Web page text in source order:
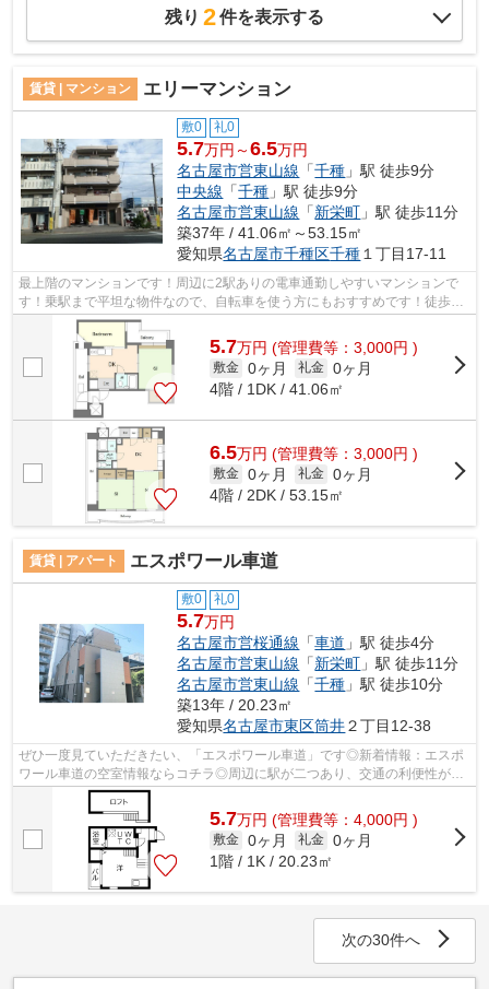
残り 2件を表示する
賃貸 | マンション エリーマンション
敷0 礼0
5.7万円～6.5万円
名古屋市営東山線 「千種 」駅 徒歩9分
中央線 「千種 」駅 徒歩9分
名古屋市営東山線 「新栄町 」駅 徒歩11分
築37年 / 41.06㎡～53.15㎡
愛知県名古屋市千種区千種１丁目17-11
最上階のマンションです！周辺に2駅ありの電車通勤しやすいマンションで
す！乗駅まで平坦な物件なので、自転車を使う方にもおすすめです！徒歩9
分に駅のある、ニーズの高い物件です！...
5.7万円 (管理費等：3,000円 )
敷金 0ヶ月 礼金 0ヶ月
4階 / 1DK / 41.06㎡
6.5万円 (管理費等：3,000円 )
敷金 0ヶ月 礼金 0ヶ月
4階 / 2DK / 53.15㎡
賃貸 | アパート エスポワール車道
敷0 礼0
5.7万円
名古屋市営桜通線 「車道 」駅 徒歩4分
名古屋市営東山線 「新栄町 」駅 徒歩11分
名古屋市営東山線 「千種 」駅 徒歩10分
築13年 / 20.23㎡
愛知県名古屋市東区筒井２丁目12-38
ぜひ一度見ていただきたい、「エスポワール車道」です◎新着情報：エスポ
ワール車道の空室情報ならコチラ◎周辺に駅が二つあり、交通の利便性が高
いです◎徒歩4分で駅にアクセス可能な、...
5.7万円 (管理費等：4,000円 )
敷金 0ヶ月 礼金 0ヶ月
1階 / 1K / 20.23㎡
次の30件へ